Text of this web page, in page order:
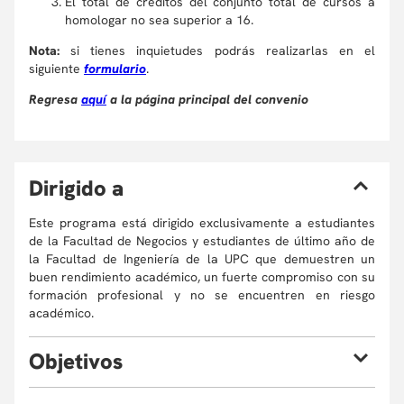
homologar no sea superior a 16.
Nota: si tienes inquietudes podrás realizarlas en el
siguiente formulario.
Regresa aquía la página principal del convenio
Dirigido a
Este programa está dirigido exclusivamente a estudiantes
de la Facultad de Negocios y estudiantes de último año de
la Facultad de Ingeniería de la UPC que demuestren un
buen rendimiento académico, un fuerte compromiso con su
formación profesional y no se encuentren en riesgo
académico.
Objetivos